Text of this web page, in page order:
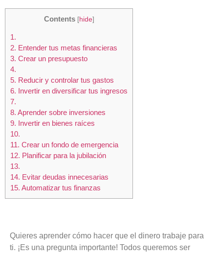
Contents [hide]
1.
2. Entender tus metas financieras
3. Crear un presupuesto
4.
5. Reducir y controlar tus gastos
6. Invertir en diversificar tus ingresos
7.
8. Aprender sobre inversiones
9. Invertir en bienes raíces
10.
11. Crear un fondo de emergencia
12. Planificar para la jubilación
13.
14. Evitar deudas innecesarias
15. Automatizar tus finanzas
Quieres aprender cómo hacer que el dinero trabaje para
ti. ¡Es una pregunta importante! Todos queremos ser